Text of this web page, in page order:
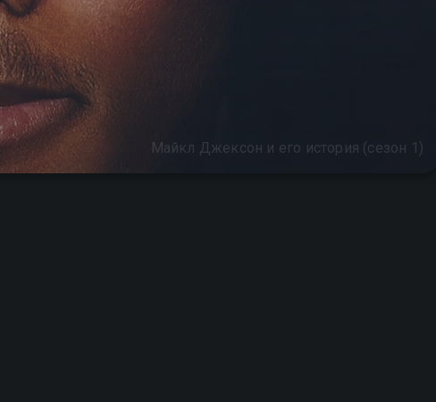
Майкл Джексон и его история (сезон 1)